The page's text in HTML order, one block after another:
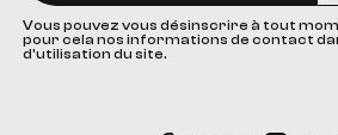
Vous pouvez vous désinscrire à tout
pour cela nos informations de contact
d'utilisation du site.